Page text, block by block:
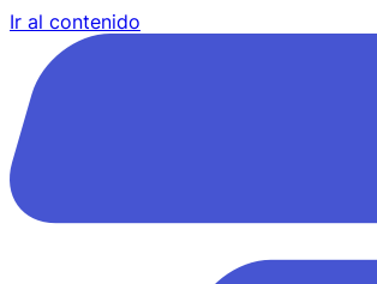
Ir al contenido